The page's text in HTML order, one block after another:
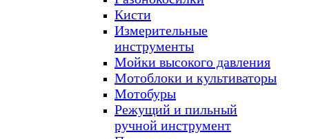
Кисти
Измерительные
инструменты
Мойки высокого давления
Мотоблоки и культиваторы
Мотобуры
Режущий и пильный
ручной инструмент